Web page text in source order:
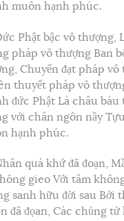
muôn hạnh phúc.
Phật bậc vô thượng,
pháp vô thượng Ban
Chuyển đạt pháp vô
thuyết pháp vô
đức Phật Là châu báu
với chân ngôn nầy
hạnh phúc.
quá khứ đã đoạn,
gieo Với tâm
sanh hữu đời sau Bởi
đã đọan, Các chủng tử